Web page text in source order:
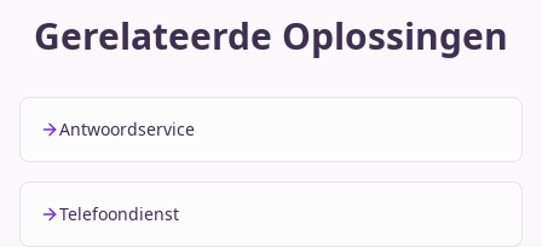
Gerelateerde Oplossingen
Antwoordservice
Telefoondienst